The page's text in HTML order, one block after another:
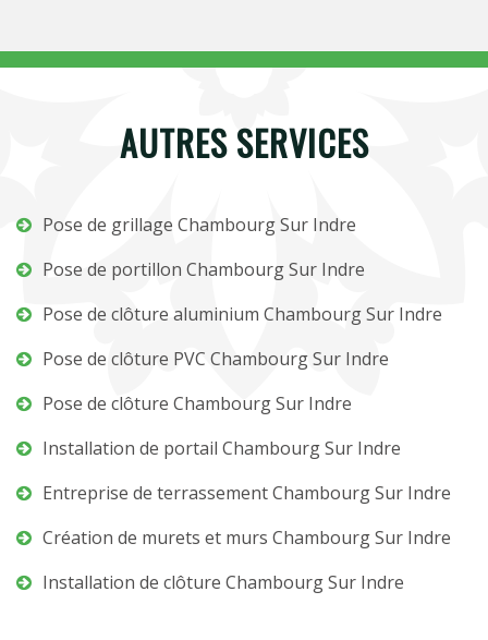
AUTRES SERVICES
Pose de grillage Chambourg Sur Indre
Pose de portillon Chambourg Sur Indre
Pose de clôture aluminium Chambourg Sur Indre
Pose de clôture PVC Chambourg Sur Indre
Pose de clôture Chambourg Sur Indre
Installation de portail Chambourg Sur Indre
Entreprise de terrassement Chambourg Sur Indre
Création de murets et murs Chambourg Sur Indre
Installation de clôture Chambourg Sur Indre